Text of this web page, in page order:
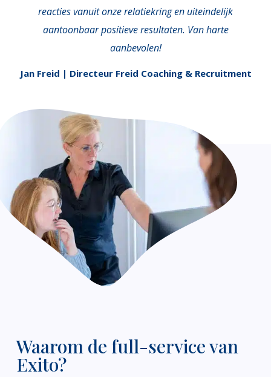
reacties vanuit onze relatiekring en uiteindelijk
aantoonbaar positieve resultaten. Van harte
aanbevolen!
Jan Freid | Directeur Freid Coaching & Recruitment
Waarom de full-service van
Exito?